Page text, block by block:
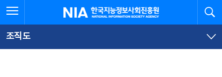
문
로
가
체
뉴
바
가
한국지능정보사회진흥원
조직도